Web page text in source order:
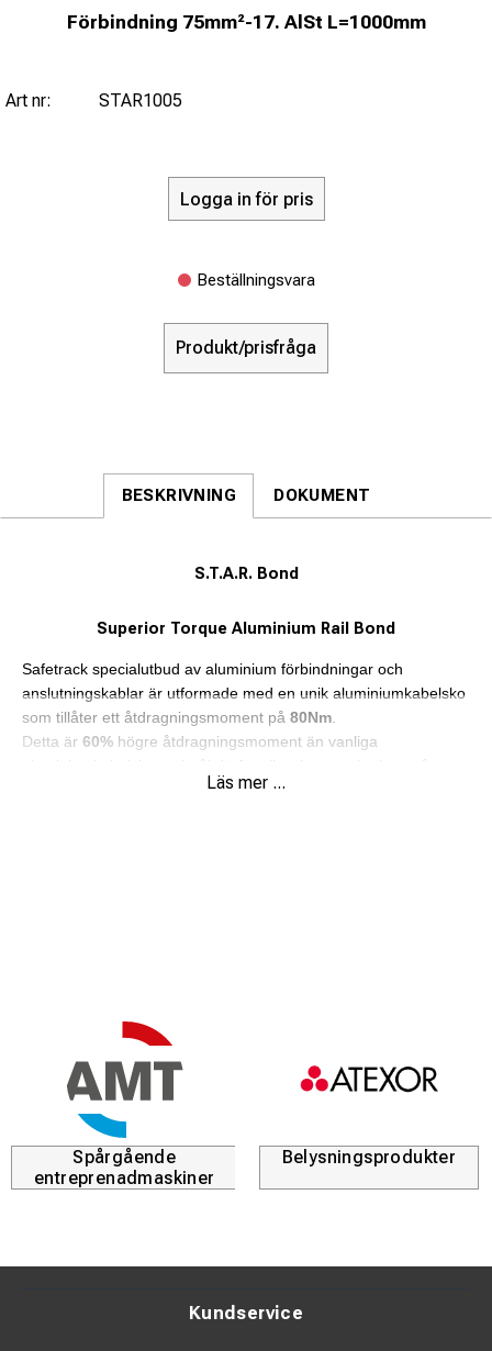
Förbindning 75mm²-17. AlSt L=1000mm
Art nr: STAR1005
Logga in för pris
Beställningsvara
Produkt/prisfråga
BESKRIVNING DOKUMENT
S.T.A.R. Bond
Superior Torque A luminium Rail Bond
Safetrack specialutbud av aluminium förbindningar och
anslutningskablar är utformade med en unik aluminiumkabelsko
som tillåter ett åtdragningsmoment på 80Nm
Detta är 60% högre åtdragningsmoment än vanliga
aluminiumkabelskor och tål därför vibrationerna i rälsen på en
kan fås i alla längder.
S.T.A.R. Bondbestår av:
Aluminiumterminaler med högt åtdragningsmoment:
Förtennad yta för att säkerställa god korrosionsbeständighet
Läs mer ...
Spårgående
entreprenadmaskiner
Belysningsprodukter
Kundservice